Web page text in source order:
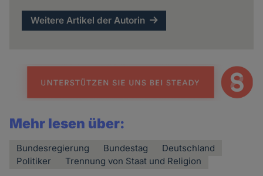
Weitere Artikel der Autorin
Mehr lesen über:
Bundesregierung Bundestag
Deutschland
Politiker
Trennung von Staat und Religion